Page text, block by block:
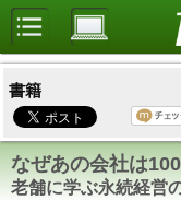
書籍
なぜあの会社は
老舗に学ぶ永続経営